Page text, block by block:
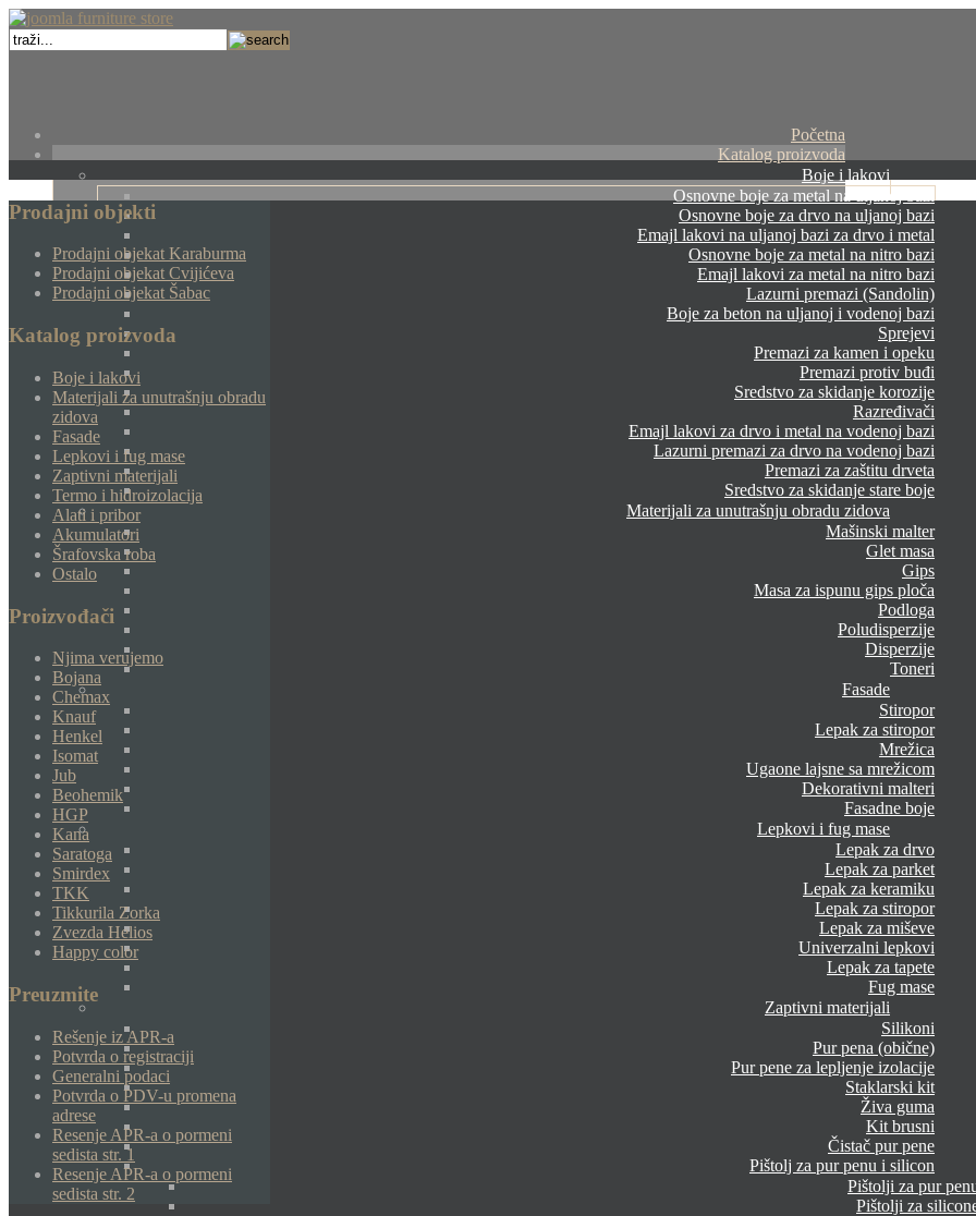
Početna
Katalog proizvoda
Boje i lakovi
Osnovne boje za metal na uljanoj bazi
Osnovne boje za drvo na uljanoj bazi
Emajl lakovi na uljanoj bazi za drvo i metal
Osnovne boje za metal na nitro bazi
Emajl lakovi za metal na nitro bazi
Lazurni premazi (Sandolin)
Boje za beton na uljanoj i vodenoj bazi
Sprejevi
Premazi za kamen i opeku
Premazi protiv buđi
Sredstvo za skidanje korozije
Razređivači
Emajl lakovi za drvo i metal na vodenoj bazi
Lazurni premazi za drvo na vodenoj bazi
Premazi za zaštitu drveta
Sredstvo za skidanje stare boje
Materijali za unutrašnju obradu zidova
Mašinski malter
Glet masa
Gips
Masa za ispunu gips ploča
Podloga
Poludisperzije
Disperzije
Toneri
Fasade
Stiropor
Lepak za stiropor
Mrežica
Ugaone lajsne sa mrežicom
Dekorativni malteri
Fasadne boje
Lepkovi i fug mase
Lepak za drvo
Lepak za parket
Lepak za keramiku
Lepak za stiropor
Lepak za miševe
Univerzalni lepkovi
Lepak za tapete
Fug mase
Zaptivni materijali
Silikoni
Pur pena (obične)
Pur pene za lepljenje izolacije
Staklarski kit
Živa guma
Kit brusni
Čistač pur pene
Pištolj za pur penu i silicon
Pištolji za pur
Pištolji za
Prodajni objekti
Prodajni objekat Karaburma
Prodajni objekat Cvijićeva
Prodajni objekat Šabac
Katalog proizvoda
Boje i lakovi
Materijali za unutrašnju obradu
zidova
Fasade
Lepkovi i fug mase
Zaptivni materijali
Termo i hidroizolacija
Alati i pribor
Akumulatori
Šrafovska roba
Ostalo
Proizvođači
Njima verujemo
Bojana
Chemax
Knauf
Henkel
Isomat
Jub
Beohemik
HGP
Kana
Saratoga
Smirdex
TKK
Tikkurila Zorka
Zvezda Helios
Happy color
Preuzmite
Rešenje iz APR-a
Potvrda o registraciji
Generalni podaci
Potvrda o PDV-u promena
adrese
Resenje APR-a o pormeni
sedista str. 1
Resenje APR-a o pormeni
sedista str. 2